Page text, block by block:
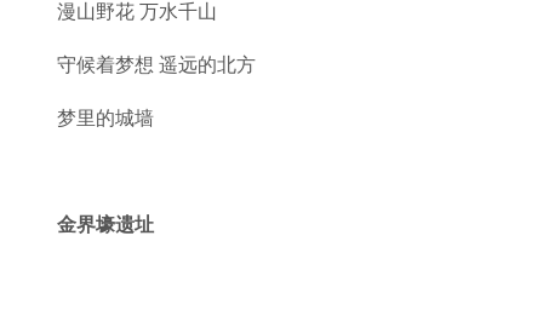
漫山野花 万水千山
守候着梦想 遥远的北方
梦里的城墙
金界壕遗址